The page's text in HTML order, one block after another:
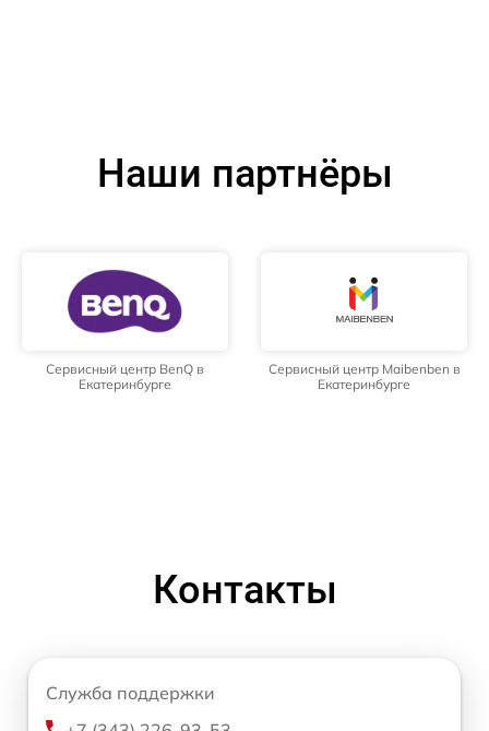
Наши партнёры
Сервисный центр BenQ в
Екатеринбурге
Сервисный центр Maibenben в
Екатеринбурге
Контакты
Служба поддержки